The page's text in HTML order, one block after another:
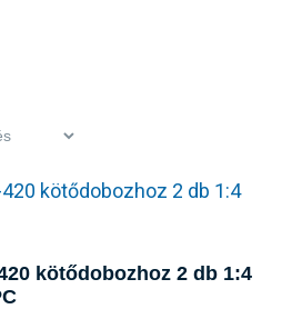
kötődobozhoz 2 db 1:4